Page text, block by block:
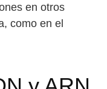
en otros
como en el